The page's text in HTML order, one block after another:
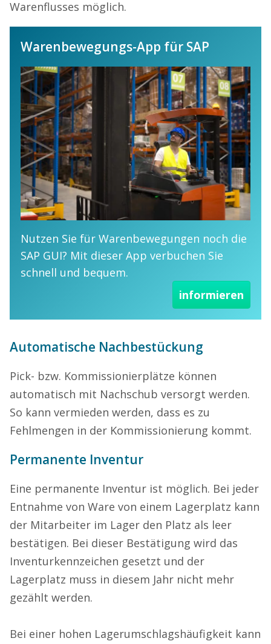
Warenflusses möglich.
Warenbewegungs-App für SAP
Nutzen Sie für Warenbewegungen noch die
SAP GUI? Mit dieser App verbuchen Sie
schnell und bequem.
informieren
Automatische Nachbestückung
Pick- bzw. Kommissionierplätze können
automatisch mit Nachschub versorgt werden.
So kann vermieden werden, dass es zu
Fehlmengen in der Kommissionierung kommt.
Permanente Inventur
Eine permanente Inventur ist möglich. Bei jeder
Entnahme von Ware von einem Lagerplatz kann
der Mitarbeiter im Lager den Platz als leer
bestätigen. Bei dieser Bestätigung wird das
Inventurkennzeichen gesetzt und der
Lagerplatz muss in diesem Jahr nicht mehr
gezählt werden.
Bei einer hohen Lagerumschlagshäufigkeit kann